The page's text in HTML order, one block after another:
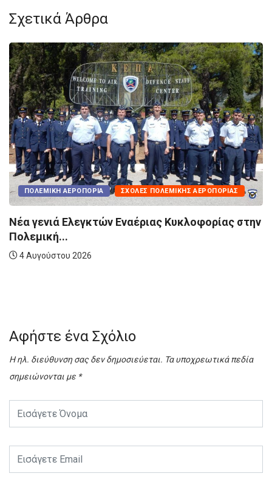
Σχετικά Άρθρα
ΠΟΛΕΜΙΚΉ ΑΕΡΟΠΟΡΊΑ ΣΧΟΛΈΣ ΠΟΛΕΜΙΚΉΣ ΑΕΡΟΠΟΡΊΑΣ
γενιά Ελεγκτών Εναέριας Κυκλοφορίας στην
2026
Αφήστε ένα Σχόλιο
Η ηλ. διεύθυνση σας δεν δημοσιεύεται. Τα υποχρεωτικά πεδία
σημειώνονται με *